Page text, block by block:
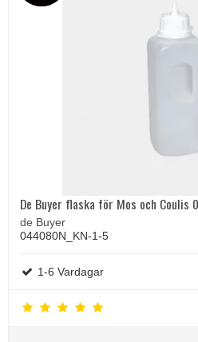
De Buyer flaska för Mos och Coulis
de Buyer
044080N_KN-1-5
1-6 Vardagar